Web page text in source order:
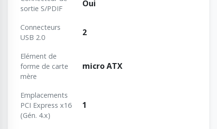
sortie S/PDIF
Oui
Connecteurs
USB 2.0
2
Elément de
forme de carte
mère
micro ATX
Emplacements
PCI Express x16
(Gén. 4.x)
1